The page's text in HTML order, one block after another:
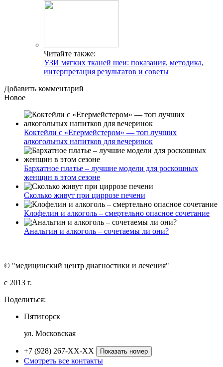
Читайте также:
УЗИ мягких тканей шеи: показания, методика,
интерпретация результатов и советы
Добавить комментарий
Новое
Коктейли с «Егермейстером» — топ лучших
алкогольных напитков для вечеринок
Бархатное платье – лучшие модели для роскошных
женщин в этом сезоне
Сколько живут при циррозе печени
Клофелин и алкоголь – смертельно опасное сочетание
Анальгин и алкоголь – сочетаемы ли они?
© "медицинский центр диагностики и лечения"
c 2013 г.
Поделиться:
Пятигорск
ул. Московская
+7 (928) 267-XX-XX Показать номер
Смотреть все контакты